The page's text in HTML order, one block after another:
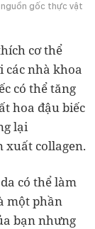
gốc thực vật
cơ thể
các nhà khoa
có thể tăng
hoa đậu biếc
lại
xuất collagen.
có thể làm
một phần
bạn nhưng